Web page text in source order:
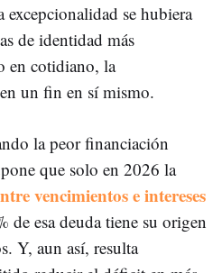
se hubiera
de identidad más
en cotidiano, la
un fin en sí mismo.
la peor financiación
que solo en 2026 la
vencimientos e intereses
esa deuda tiene su origen
Y, aun así, resulta